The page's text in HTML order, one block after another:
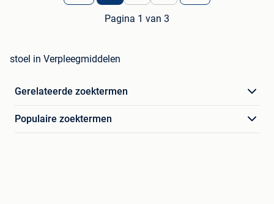
Pagina 1 van 3
stoel in Verpleegmiddelen
Gerelateerde zoektermen
Populaire zoektermen